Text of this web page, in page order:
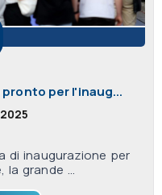
per l'inaug...
di inaugurazione per
la grande ...